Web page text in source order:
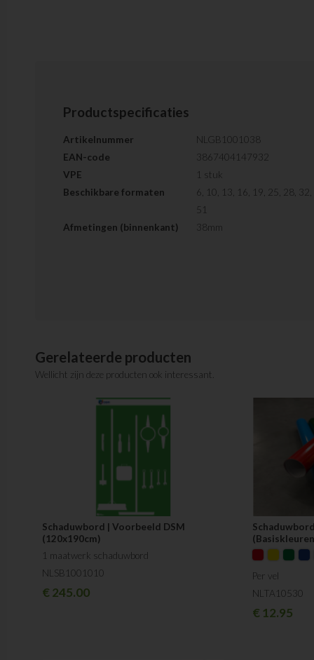
Productspecificaties
Artikelnummer
NLGB1001038
EAN-code
3867404147932
VPE
1 stuk
Beschikbare formaten
6, 10, 13, 16, 19, 25, 28, 32,
51
Afmetingen (binnenkant)
38mm
Gerelateerde producten
Wellicht zijn deze producten ook interessant.
Schaduwbord | Voorbeeld DSM
(120x190cm)
1 maatwerk schaduwbord
NLSB1001010
€245.00
Per vel
NLTA10530
€12.95